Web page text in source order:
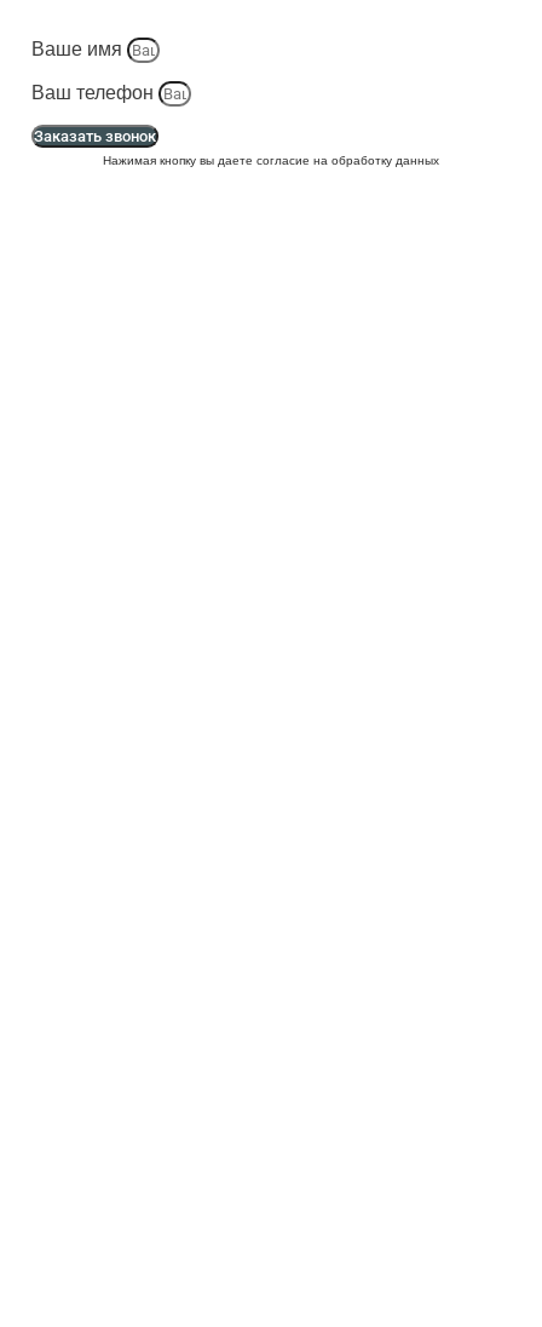
Ваше имя
Ваш телефон
Заказать звонок
Нажимая кнопку вы даете согласие на обработку данных